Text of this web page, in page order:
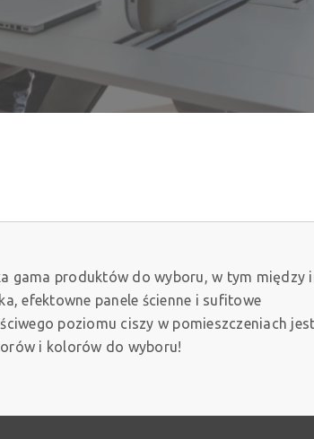
gama produktów do wyboru, w tym między
efektowne panele ścienne i sufitowe
poziomu ciszy w pomieszczeniach jest
i kolorów do wyboru!